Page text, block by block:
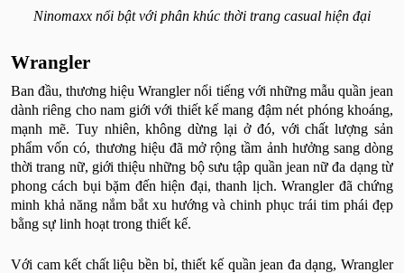
Ninomaxx nổi bật với phân khúc thời trang casual hiện đại
Wrangler
Ban đầu, thương hiệu Wrangler nổi tiếng với những mẫu quần jean
dành riêng cho nam giới với thiết kế mang đậm nét phóng khoáng,
mạnh mẽ. Tuy nhiên, không dừng lại ở đó, với chất lượng sản
phẩm vốn có, thương hiệu đã mở rộng tầm ảnh hưởng sang dòng
thời trang nữ, giới thiệu những bộ sưu tập quần jean nữ đa dạng từ
phong cách bụi bặm đến hiện đại, thanh lịch. Wrangler đã chứng
minh khả năng nắm bắt xu hướng và chinh phục trái tim phái đẹp
bằng sự linh hoạt trong thiết kế.
Với cam kết chất liệu bền bỉ, thiết kế quần jean đa dạng, Wrangler